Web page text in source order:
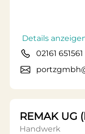
Details
02161 651561
REMAK UG
Handwerk